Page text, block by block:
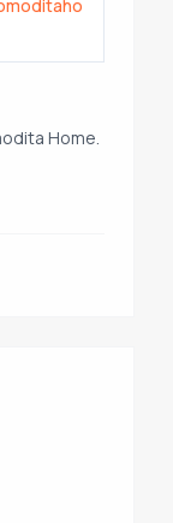
Home.